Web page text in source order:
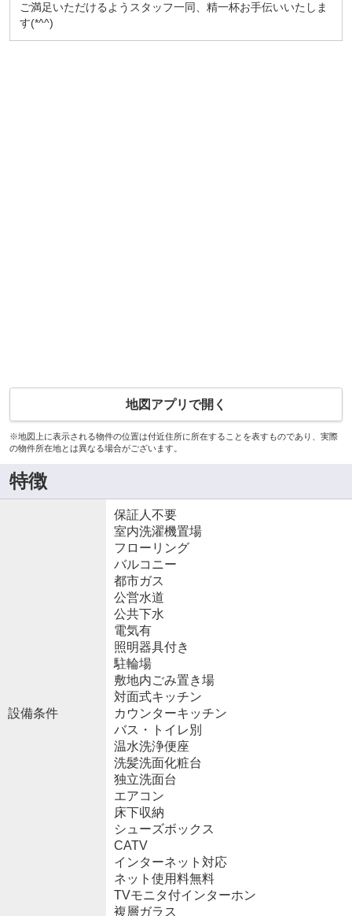
ご満足いただけるようスタッフ一同、精一杯お手伝いいたしま
す(*^^)
地図アプリで開く
※地図上に表示される物件の位置は付近住所に所在することを表すものであり、実際
の物件所在地とは異なる場合がございます。
特徴
設備条件
保証人不要
室内洗濯機置場
フローリング
バルコニー
都市ガス
公営水道
公共下水
電気有
照明器具付き
駐輪場
敷地内ごみ置き場
対面式キッチン
カウンターキッチン
バス・トイレ別
温水洗浄便座
洗髪洗面化粧台
独立洗面台
エアコン
床下収納
シューズボックス
CATV
インターネット対応
ネット使用料無料
TVモニタ付インターホン
複層ガラス